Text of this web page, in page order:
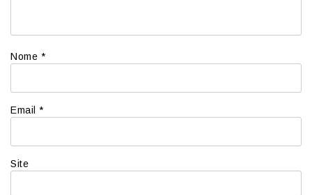
Nome *
Email *
Site